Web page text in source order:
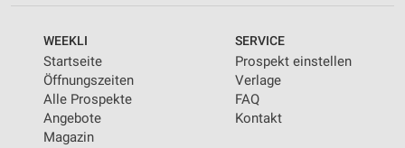
WEEKLI
Startseite
Öffnungszeiten
Alle Prospekte
Angebote
Magazin
SERVICE
Prospekt einstellen
Verlage
FAQ
Kontakt